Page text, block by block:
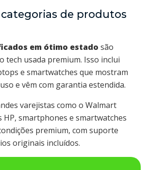
de produtos
em ótimo estado são
tech usada premium. Isso inclui
e smartwatches que mostram
e vêm com garantia estendida.
varejistas como o Walmart
smartphones e smartwatches
premium, com suporte
originais incluídos.